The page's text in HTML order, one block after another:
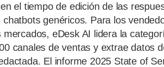
el tiempo de edición de las
genéricos. Para los
mercados, eDesk AI lidera la
canales de ventas y extrae datos
El informe 2025 State of